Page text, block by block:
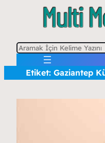
A
Etiket: Gaziantep